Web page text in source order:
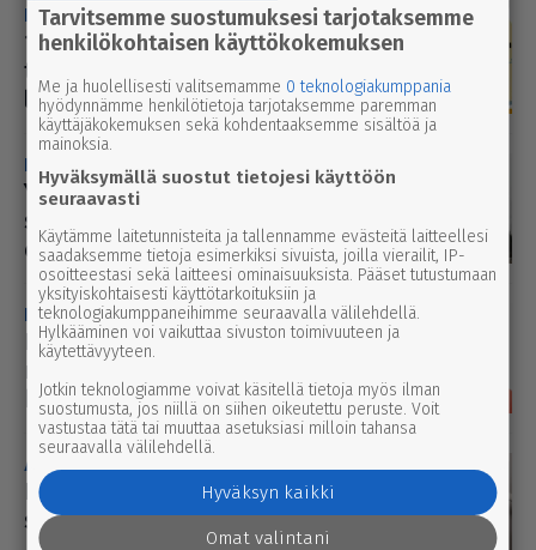
pääkirjoitus23.11.2022 1.50
1. pää­kir­joi­tus | Fingridin ylei­sö­
ti­lai­suus oli pakol­li­nen muo­dol­
li­suus
Fingrid 11.10.2022 2.55
Yle: Tuu­li­voi­ma­lan liit­tä­mistä
säh­kö­verk­koon saattaa joutua
odot­ta­maan vuosia
MHY Kihniö-Parkano10.10.2022 2.45
Lunas­tus­me­net­te­lyssä maan ja
metsän kor­vaus­ta­sot eivät ole
kummoisia
aurinkovoima
Ener­gi­ail­lassa sääs­tö­vink­kejä
säh­kö­läm­mit­tä­jälle
Tarvitsemme suostumuksesi tarjotaksemme
henkilökohtaisen käyttökokemuksen
Me ja huolellisesti valitsemamme 0 teknologiakumppania
hyödynnämme henkilötietoja tarjotaksemme paremman
käyttäjäkokemuksen sekä kohdentaaksemme sisältöä ja
mainoksia.
Hyväksymällä suostut tietojesi käyttöön
seuraavasti
Käytämme laitetunnisteita ja tallennamme evästeitä laitteellesi
saadaksemme tietoja esimerkiksi sivuista, joilla vierailit, IP-
osoitteestasi sekä laitteesi ominaisuuksista. Pääset tutustumaan
yksityiskohtaisesti käyttötarkoituksiin ja
teknologiakumppaneihimme seuraavalla välilehdellä.
Hylkääminen voi vaikuttaa sivuston toimivuuteen ja
käytettävyyteen.
Jotkin teknologiamme voivat käsitellä tietoja myös ilman
suostumusta, jos niillä on siihen oikeutettu peruste. Voit
vastustaa tätä tai muuttaa asetuksiasi milloin tahansa
seuraavalla välilehdellä.
Hyväksyn kaikki
Omat valintani